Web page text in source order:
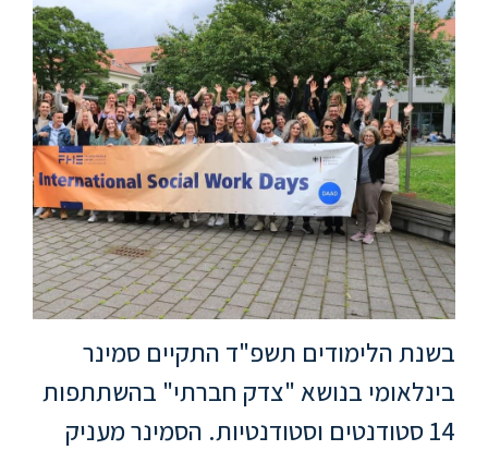
תואר
ראשון
היחידה
ללימודי
אנגלית
ועברית
תואר
שני
המרכז
הקדם
אקדמי
בשנת הלימודים תשפ"ד התקיים סמינר
בינלאומי בנושא "צדק חברתי" בהשתתפות
14 סטודנטים וסטודנטיות. הסמינר מעניק